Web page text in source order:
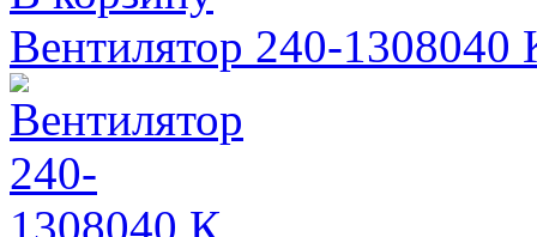
Вентилятор 240-1308040